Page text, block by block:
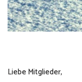
Liebe Mitglieder,